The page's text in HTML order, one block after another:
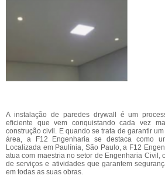
A instalação de paredes drywall é um
eficiente que vem conquistando cada vez
construção civil. E quando se trata de garantir
área, a F12 Engenharia se destaca como
Localizada em Paulínia, São Paulo, a F12
atua com maestria no setor de Engenharia Civil,
de serviços e atividades que garantem
em todas as suas obras.